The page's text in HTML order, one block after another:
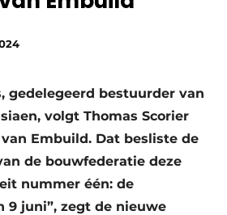
gedelegeerd bestuurder van
volgt Thomas Scorier
Embuild. Dat besliste de
de bouwfederatie deze
nummer één: de
9 juni”, zegt de nieuwe